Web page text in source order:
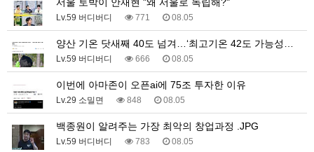
Lv.59 버디버디 771 08.05
양산 기온 닷새째 40도 넘겨…‘최고기온 42도 가능성…
Lv.59 버디버디 666 08.05
이번에 아마존이 오픈ai에 75조 투자한 이유
Lv.29 소밀면 848 08.05
백종원이 알려주는 가장 최악의 창업과정 .JPG
Lv.59 버디버디 783 08.05